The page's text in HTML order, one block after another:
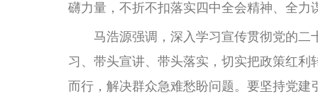
礴力量，不折不扣落实四中全会精神、全
马浩源强调，深入学习宣传贯彻党的二
习、带头宣讲、带头落实，切实把政策红
而行，解决群众急难愁盼问题。要坚持党